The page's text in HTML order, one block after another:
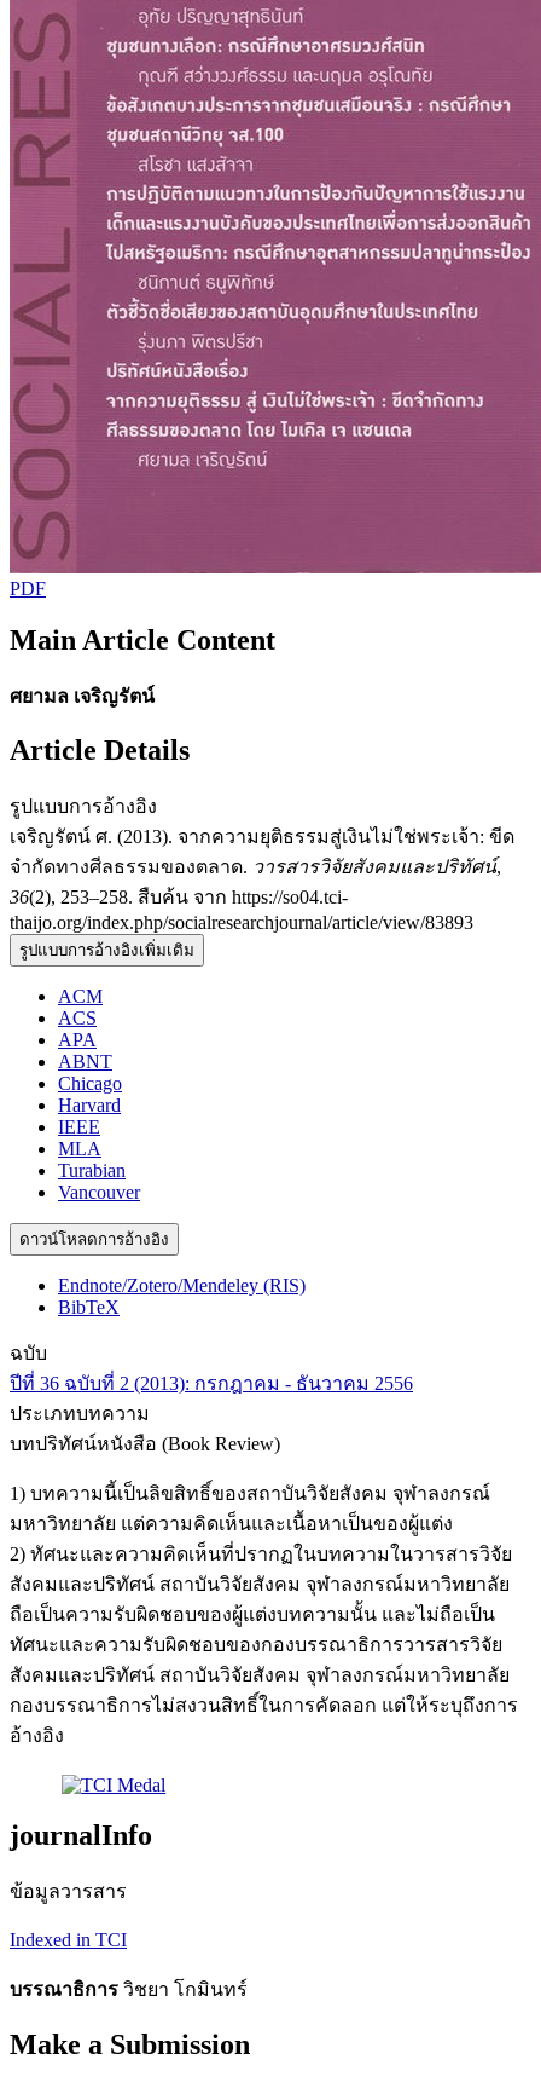
PDF
Main Article Content
ศยามล เจริญรัตน์
Article Details
รูปแบบการอ้างอิง
เจริญรัตน์ ศ. (2013). จากความยุติธรรมสู่เงินไม่ใช่พระเจ้า: ขีด
จำกัดทางศีลธรรมของตลาด. วารสารวิจัยสังคมและปริทัศน์,
36(2), 253–258. สืบค้น จาก https://so04.tci-
thaijo.org/index.php/socialresearchjournal/article/view/83893
รูปแบบการอ้างอิงเพิ่มเติม
ACM
ACS
APA
ABNT
Chicago
Harvard
IEEE
MLA
Turabian
Vancouver
ดาวน์โหลดการอ้างอิง
Endnote/Zotero/Mendeley (RIS)
BibTeX
ฉบับ
ปีที่ 36 ฉบับที่ 2 (2013): กรกฎาคม - ธันวาคม 2556
ประเภทบทความ
บทปริทัศน์หนังสือ (Book Review)
1) บทความนี้เป็นลิขสิทธิ์ของสถาบันวิจัยสังคม จุฬาลงกรณ์
มหาวิทยาลัย แต่ความคิดเห็นและเนื้อหาเป็นของผู้แต่ง
2) ทัศนะและความคิดเห็นที่ปรากฏในบทความในวารสารวิจัย
สังคมและปริทัศน์ สถาบันวิจัยสังคม จุฬาลงกรณ์มหาวิทยาลัย
ถือเป็นความรับผิดชอบของผู้แต่งบทความนั้น และไม่ถือเป็น
ทัศนะและความรับผิดชอบของกองบรรณาธิการวารสารวิจัย
สังคมและปริทัศน์ สถาบันวิจัยสังคม จุฬาลงกรณ์มหาวิทยาลัย
กองบรรณาธิการไม่สงวนสิทธิ์ในการคัดลอก แต่ให้ระบุถึงการ
อ้างอิง
journalInfo
ข้อมูลวารสาร
Indexed in TCI
บรรณาธิการ วิชยา โกมินทร์
Make a Submission